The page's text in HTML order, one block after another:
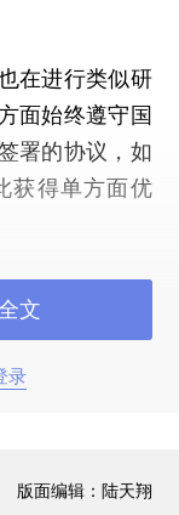
在进行类似研
面始终遵守国
署的协议，如
获得单方面优
录
文
版面编辑：陆天翔